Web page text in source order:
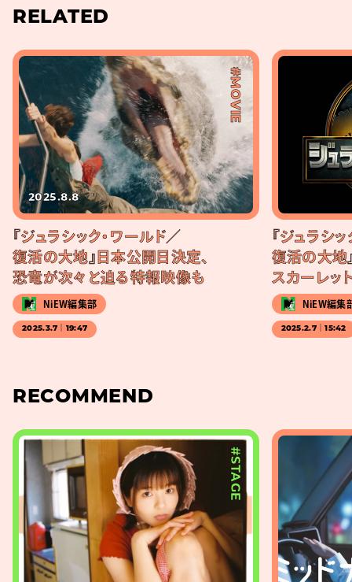
RELATED
#MOVIE
2025.8.8
『ジュラシック・ワールド／
復活の大地』日本公開日決定、
恐竜が次々と迫る特報映像も
NiEW編集部
2025.3.7｜19:47
『ジュラシ
復活の大地
スカーレッ
NiEW編集
2025.2.7｜15:42
RECOMMEND
#STAGE